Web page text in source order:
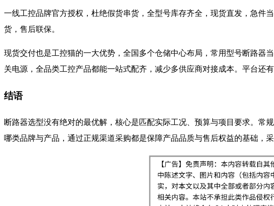
一线工控品牌官方授权，杜绝假货串货，全型号库存齐全，现货直发，急件
货，售后联保。
现货交付也是工控猫的一大优势，全国多个仓储中心布局，常用型号断路器
关电源，全品类工控产品都能一站式配齐，减少多供应商对接成本。平台还
结语
断路器选型没有绝对的最优解，核心是匹配实际工况、预算与项目要求。
哪类品牌与产品，通过正规渠道采购都是保障产品品质与售后权益的基础，